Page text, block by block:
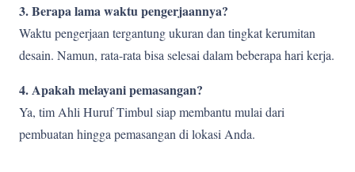
3. Berapa lama waktu pengerjaannya?
Waktu pengerjaan tergantung ukuran dan tingkat kerumitan
desain. Namun, rata-rata bisa selesai dalam beberapa hari kerja.
4. Apakah melayani pemasangan?
Ya, tim Ahli Huruf Timbul siap membantu mulai dari
pembuatan hingga pemasangan di lokasi Anda.